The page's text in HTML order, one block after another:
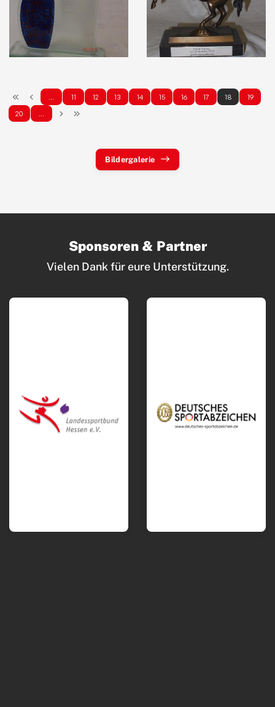
11 12 13 14 15 16 17 18
19
20
Bildergalerie
Sponsoren & Partner
Vielen Dank für eure Unterstützung.